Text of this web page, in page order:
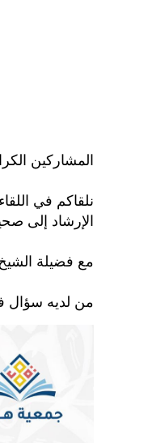
المشاركين
نلقاكم في
الإرشاد إلى
مع فضيلة
من لديه سؤال